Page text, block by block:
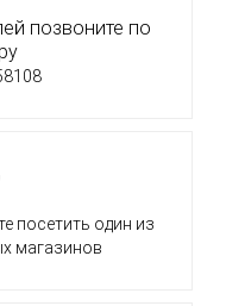
позвоните по
посетить один из
магазинов